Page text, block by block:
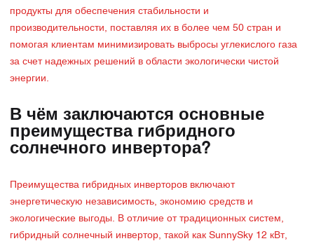
продукты для обеспечения стабильности и
производительности, поставляя их в более чем 50 стран и
помогая клиентам минимизировать выбросы углекислого газа
за счет надежных решений в области экологически чистой
энергии.
В чём заключаются основные
преимущества гибридного
солнечного инвертора?
Преимущества гибридных инверторов включают
энергетическую независимость, экономию средств и
экологические выгоды. В отличие от традиционных систем,
гибридный солнечный инвертор, такой как SunnySky 12 кВт,